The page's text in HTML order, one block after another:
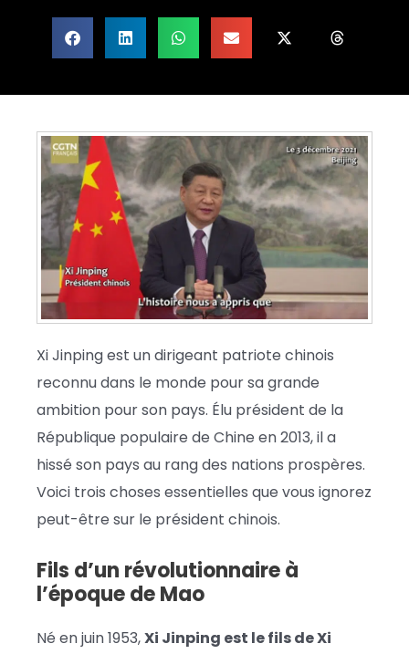
Xi Jinping est un dirigeant patriote chinois
reconnu dans le monde pour sa grande
ambition pour son pays. Élu président de la
République populaire de Chine en 2013, il a
hissé son pays au rang des nations prospères.
Voici trois choses essentielles que vous ignorez
peut-être sur le président chinois.
Fils d’un révolutionnaire à
l’époque de Mao
Né en juin 1953,Xi Jinping est le fils de Xi